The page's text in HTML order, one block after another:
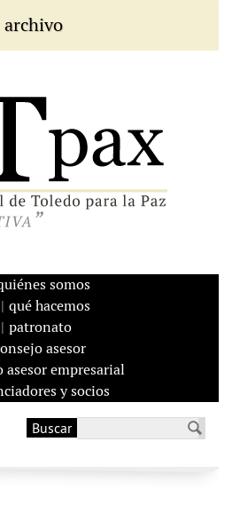
archivo
somos
qué hacemos
patronato
asesor
asesor empresarial
y socios
Buscar